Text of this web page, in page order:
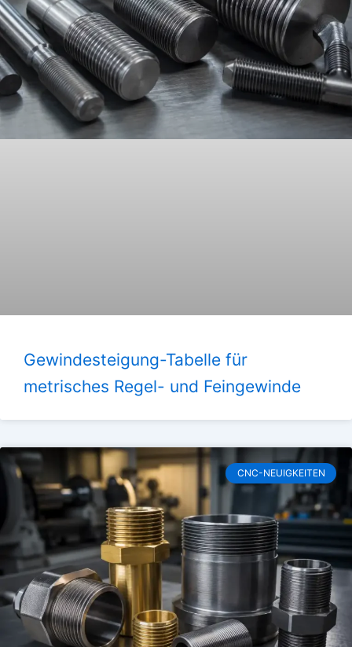
Gewindesteigung-Tabelle für
metrisches Regel- und Feingewinde
CNC-NEUIGKEITEN